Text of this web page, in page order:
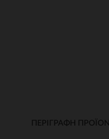
ΠΕΡΙΓΡΑΦΉ